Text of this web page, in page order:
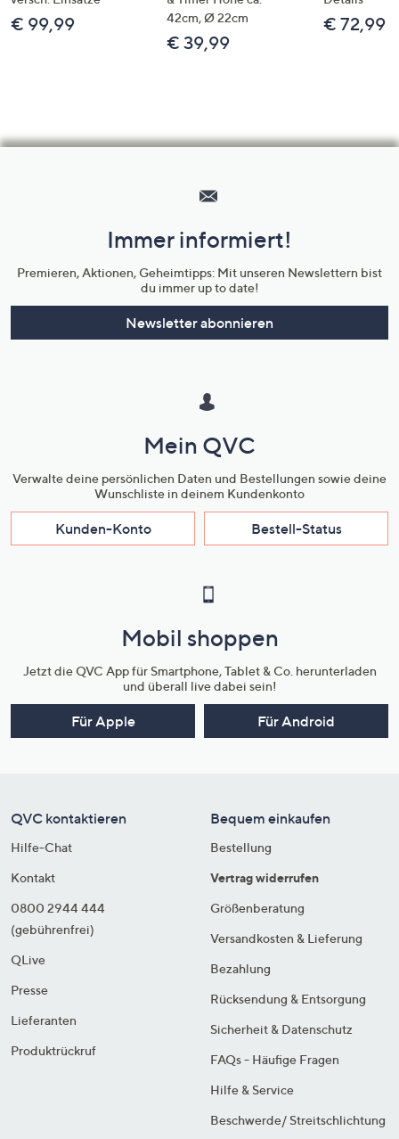
€ 99,99
42cm, Ø 22cm
€ 39,99
€ 72,99
Unternehmensinformationen
Immer informiert!
Premieren, Aktionen, Geheimtipps: Mit unseren Newslettern bist
du immer up to date!
Newsletter abonnieren
Mein QVC
Verwalte deine persönlichen Daten und Bestellungen sowie deine
Wunschliste in deinem Kundenkonto
Kunden-Konto Bestell-Status
Mobil shoppen
Jetzt die QVC App für Smartphone, Tablet & Co. herunterladen
und überall live dabei sein!
Für Apple Für Android
QVC kontaktieren
Hilfe-Chat
Kontakt
0800 2944 444
(gebührenfrei)
QLive
Presse
Lieferanten
Produktrückruf
Bequem einkaufen
Bestellung
Vertrag widerrufen
Größenberatung
Versandkosten & Lieferung
Bezahlung
Rücksendung & Entsorgung
Sicherheit & Datenschutz
FAQs - Häufige Fragen
Hilfe & Service
Beschwerde/ Streitschlichtung